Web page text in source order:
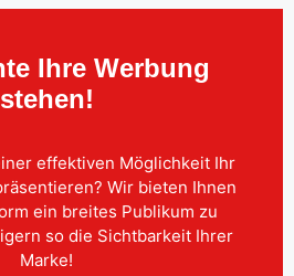
Ihre Werbung
stehen!
effektiven Möglichkeit Ihr
Wir bieten Ihnen
ein breites Publikum zu
so die Sichtbarkeit Ihrer
Marke!